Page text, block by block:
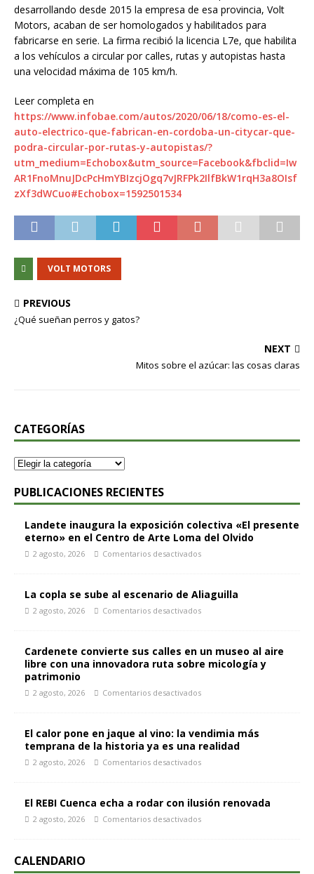
desarrollando desde 2015 la empresa de esa provincia, Volt
Motors, acaban de ser homologados y habilitados para
fabricarse en serie. La firma recibió la licencia L7e, que habilita
a los vehículos a circular por calles, rutas y autopistas hasta
una velocidad máxima de 105 km/h.
Leer completa en
https://www.infobae.com/autos/2020/06/18/como-es-el-
auto-electrico-que-fabrican-en-cordoba-un-citycar-que-
podra-circular-por-rutas-y-autopistas/?
utm_medium=Echobox&utm_source=Facebook&fbclid=Iw
AR1FnoMnuJDcPcHmYBIzcjOgq7vJRFPk2IlfBkW1rqH3a8OIsf
zXf3dWCuo#Echobox=1592501534
VOLT MOTORS
PREVIOUS
¿Qué sueñan perros y gatos?
NEXT
Mitos sobre el azúcar: las cosas claras
CATEGORÍAS
PUBLICACIONES RECIENTES
Landete inaugura la exposición colectiva «El presente
eterno» en el Centro de Arte Loma del Olvido
2 agosto, 2026 Comentarios desactivados
La copla se sube al escenario de Aliaguilla
2 agosto, 2026 Comentarios desactivados
Cardenete convierte sus calles en un museo al aire
libre con una innovadora ruta sobre micología y
patrimonio
2 agosto, 2026 Comentarios desactivados
El calor pone en jaque al vino: la vendimia más
temprana de la historia ya es una realidad
2 agosto, 2026 Comentarios desactivados
El REBI Cuenca echa a rodar con ilusión renovada
2 agosto, 2026 Comentarios desactivados
CALENDARIO